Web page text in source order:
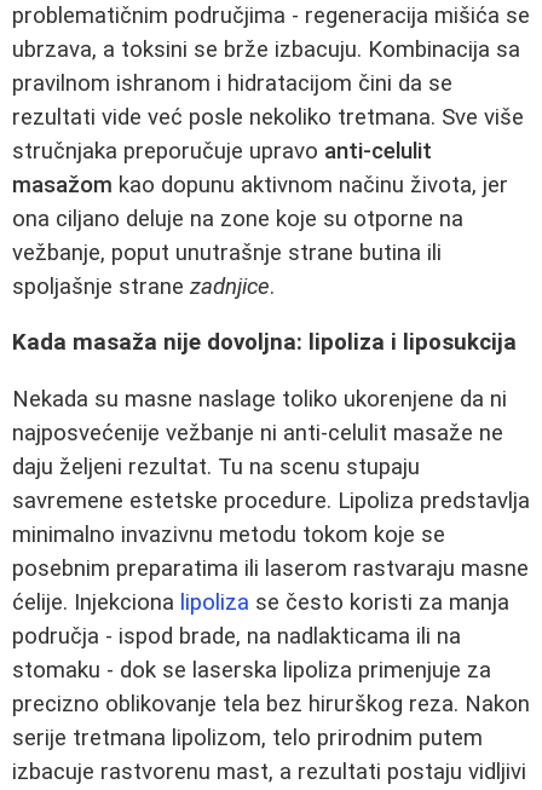
problematičnim područjima - regeneracija mišića se
ubrzava, a toksini se brže izbacuju. Kombinacija sa
pravilnom ishranom i hidratacijom čini da se
rezultati vide već posle nekoliko tretmana. Sve više
stručnjaka preporučuje upravo anti-celulit
masažom kao dopunu aktivnom načinu života, jer
ona ciljano deluje na zone koje su otporne na
vežbanje, poput unutrašnje strane butina ili
spoljašnje strane zadnjice.
Kada masaža nije dovoljna: lipoliza i liposukcija
Nekada su masne naslage toliko ukorenjene da ni
najposvećenije vežbanje ni anti-celulit masaže ne
daju željeni rezultat. Tu na scenu stupaju
savremene estetske procedure. Lipoliza predstavlja
minimalno invazivnu metodu tokom koje se
posebnim preparatima ili laserom rastvaraju masne
ćelije. Injekciona lipoliza se često koristi za manja
područja - ispod brade, na nadlakticama ili na
stomaku - dok se laserska lipoliza primenjuje za
precizno oblikovanje tela bez hirurškog reza. Nakon
serije tretmana lipolizom, telo prirodnim putem
izbacuje rastvorenu mast, a rezultati postaju vidljivi